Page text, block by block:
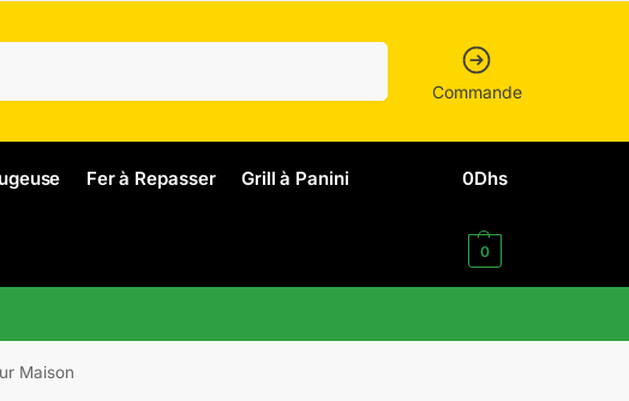
Commande
Fer à Repasser Grill à Panini 0Dhs
0
Maison